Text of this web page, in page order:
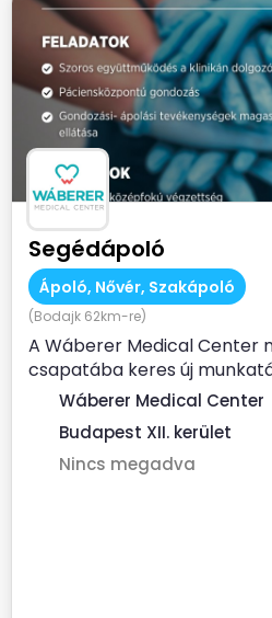
Segédápoló
Ápoló, Nővér, Szakápoló
(Bodajk 62km-re)
A Wáberer Medical Center
csapatába keres új
munkakörbe! ...
Wáberer Medical Center
Budapest XII. kerület
Nincs megadva